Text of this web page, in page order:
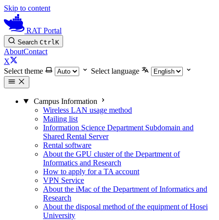
Skip to content
RAT Portal
Search CtrlK
AboutContact
X
Select theme
Select language
Campus Information
Wireless LAN usage method
Mailing list
Information Science Department Subdomain and
Shared Rental Server
Rental software
About the GPU cluster of the Department of
Informatics and Research
How to apply for a TA account
VPN Service
About the iMac of the Department of Informatics and
Research
About the disposal method of the equipment of Hosei
University